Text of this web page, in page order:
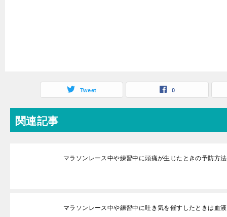
Tweet 0
関連記事
マラソンレース中や練習中に頭痛が生じたときの予防方
マラソンレース中や練習中に吐き気を催すしたときは血